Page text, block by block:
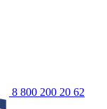
8 800 200 20 62